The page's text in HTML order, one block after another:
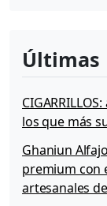
Últimas
los que más
Ghaniun
premium con
artesanales